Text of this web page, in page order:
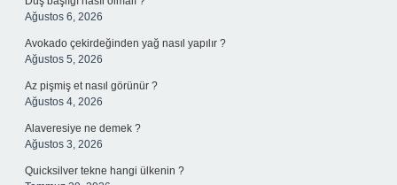
Ağustos 6, 2026
Avokado çekirdeğinden yağ nasıl yapılır ?
Ağustos 5, 2026
Az pişmiş et nasıl görünür ?
Ağustos 4, 2026
Alaveresiye ne demek ?
Ağustos 3, 2026
Quicksilver tekne hangi ülkenin ?